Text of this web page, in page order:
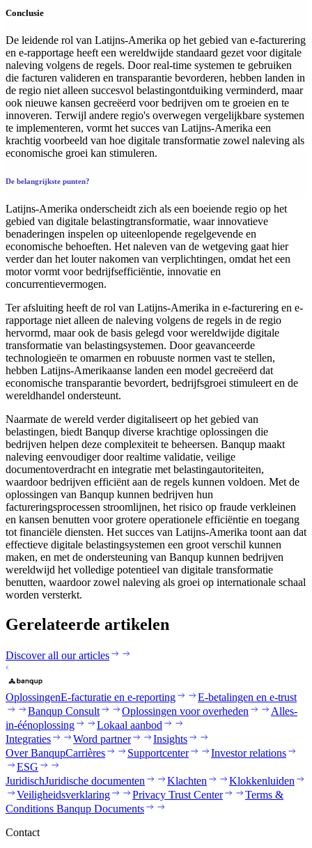
Conclusie
De leidende rol van Latijns-Amerika op het gebied van e-facturering
en e-rapportage heeft een wereldwijde standaard gezet voor digitale
naleving volgens de regels. Door real-time systemen te gebruiken
die facturen valideren en transparantie bevorderen, hebben landen in
de regio niet alleen succesvol belastingontduiking verminderd, maar
ook nieuwe kansen gecreëerd voor bedrijven om te groeien en te
innoveren. Terwijl andere regio's overwegen vergelijkbare systemen
te implementeren, vormt het succes van Latijns-Amerika een
krachtig voorbeeld van hoe digitale transformatie zowel naleving als
economische groei kan stimuleren.
De belangrijkste punten?
Latijns-Amerika onderscheidt zich als een boeiende regio op het
gebied van digitale belastingtransformatie, waar innovatieve
benaderingen inspelen op uiteenlopende regelgevende en
economische behoeften. Het naleven van de wetgeving gaat hier
verder dan het louter nakomen van verplichtingen, omdat het een
motor vormt voor bedrijfsefficiëntie, innovatie en
concurrentievermogen.
Ter afsluiting heeft de rol van Latijns-Amerika in e-facturering en e-
rapportage niet alleen de naleving volgens de regels in de regio
hervormd, maar ook de basis gelegd voor wereldwijde digitale
transformatie van belastingsystemen. Door geavanceerde
technologieën te omarmen en robuuste normen vast te stellen,
hebben Latijns-Amerikaanse landen een model gecreëerd dat
economische transparantie bevordert, bedrijfsgroei stimuleert en de
wereldhandel ondersteunt.
Naarmate de wereld verder digitaliseert op het gebied van
belastingen, biedt Banqup diverse krachtige oplossingen die
bedrijven helpen deze complexiteit te beheersen. Banqup maakt
naleving eenvoudiger door realtime validatie, veilige
documentoverdracht en integratie met belastingautoriteiten,
waardoor bedrijven efficiënt aan de regels kunnen voldoen. Met de
oplossingen van Banqup kunnen bedrijven hun
factureringsprocessen stroomlijnen, het risico op fraude verkleinen
en kansen benutten voor grotere operationele efficiëntie en toegang
tot financiële diensten. Het succes van Latijns-Amerika toont aan dat
effectieve digitale belastingsystemen een groot verschil kunnen
maken, en met de ondersteuning van Banqup kunnen bedrijven
wereldwijd het volledige potentieel van digitale transformatie
benutten, waardoor zowel naleving als groei op internationale schaal
worden versterkt.
Gerelateerde artikelen
Discover all our articles
OplossingenE-facturatie en e-reporting
E-betalingen en e-trust
Banqup Consult
Oplossingen voor overheden
Alles-
in-éénoplossing
Lokaal aanbod
Integraties
Word partner
Insights
Over BanqupCarrières Supportcenter
Investor relations
ESG
JuridischJuridische documenten Klachten
Klokkenluiden
Veiligheidsverklaring
Privacy Trust Center
Terms &
Conditions Banqup Documents
Contact